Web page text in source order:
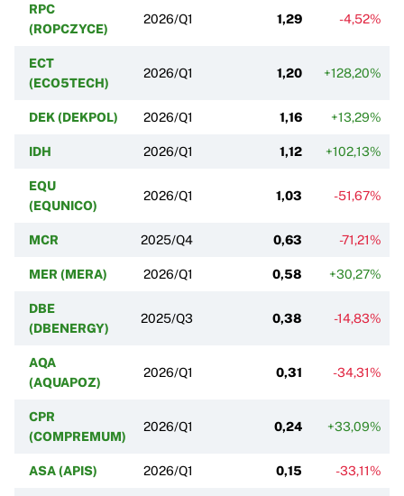
RPC
(ROPCZYCE)
2026/Q1 1,29 -4,52%
ECT
(ECO5TECH)
2026/Q1 1,20 +128,20%
DEK (DEKPOL) 2026/Q1 1,16 +13,29%
IDH 2026/Q1 1,12 +102,13%
EQU
(EQUNICO)
2026/Q1 1,03 -51,67%
MCR 2025/Q4 0,63 -71,21%
MER (MERA) 2026/Q1 0,58 +30,27%
DBE
(DBENERGY)
2025/Q3 0,38 -14,83%
AQA
(AQUAPOZ)
2026/Q1 0,31 -34,31%
CPR
(COMPREMUM)
2026/Q1 0,24 +33,09%
ASA (APIS) 2026/Q1 0,15 -33,11%